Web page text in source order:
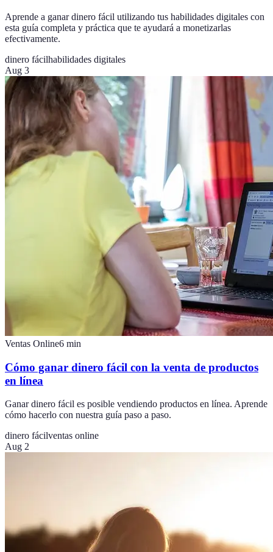
Aprende a ganar dinero fácil utilizando tus habilidades digitales con
esta guía completa y práctica que te ayudará a monetizarlas
efectivamente.
dinero fácilhabilidades digitales
Aug 3
Ventas Online6 min
Cómo ganar dinero fácil con la venta de productos
en línea
Ganar dinero fácil es posible vendiendo productos en línea. Aprende
cómo hacerlo con nuestra guía paso a paso.
dinero fácilventas online
Aug 2